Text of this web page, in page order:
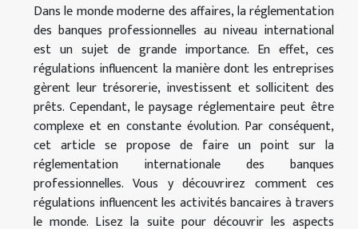
Dans le monde moderne des affaires, la réglementation
des banques professionnelles au niveau international
est un sujet de grande importance. En effet, ces
régulations influencent la manière dont les entreprises
gèrent leur trésorerie, investissent et sollicitent des
prêts. Cependant, le paysage réglementaire peut être
complexe et en constante évolution. Par conséquent,
cet article se propose de faire un point sur la
réglementation internationale des banques
professionnelles. Vous y découvrirez comment ces
régulations influencent les activités bancaires à travers
le monde. Lisez la suite pour découvrir les aspects